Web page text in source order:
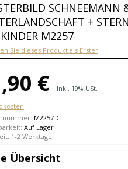
SCHNEEMANN
+
M2257
Sie dieses Produkt als Erster
€
Inkl. 19% USt.
M2257-C
Auf Lager
1-2 Werktage
Übersicht